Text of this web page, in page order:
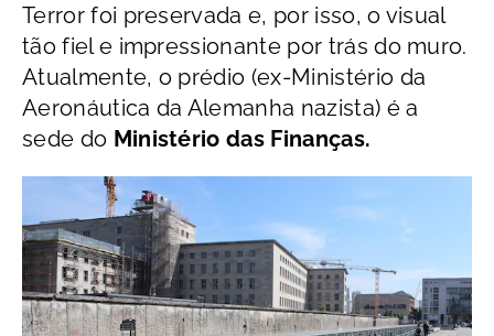
Terror foi preservada e, por isso, o visual
tão fiel e impressionante por trás do muro.
Atualmente, o prédio (ex-Ministério da
Aeronáutica da Alemanha nazista) é a
sede do Ministério das Finanças.